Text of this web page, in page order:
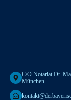
C/o Notariat Dr.
München